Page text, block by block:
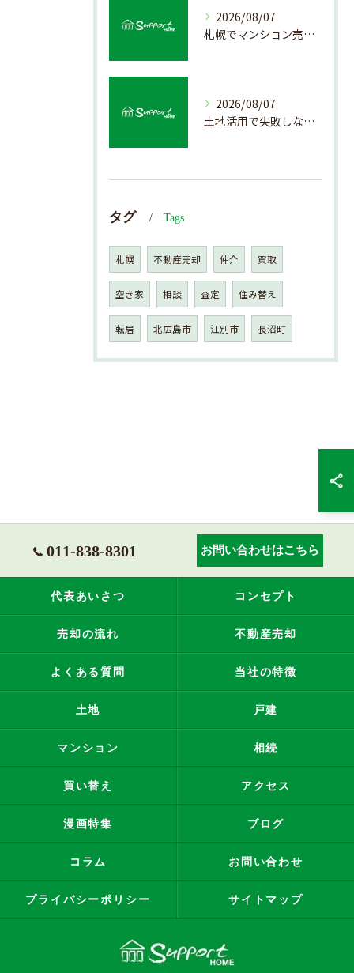
2026/08/07
札幌でマンション売却を成功させる査定と価格の見極め方
2026/08/07
土地活用で失敗しない売却準備のポイント
タグ Tags
札幌 不動産売却 仲介 買取
空き家 相談 査定 住み替え
転居 北広島市 江別市 長沼町
011-838-8301 お問い合わせはこちら
代表あいさつ コンセプト
売却の流れ 不動産売却
よくある質問 当社の特徴
土地 戸建
マンション 相続
買い替え アクセス
漫画特集 ブログ
コラム お問い合わせ
プライバシーポリシー サイトマップ